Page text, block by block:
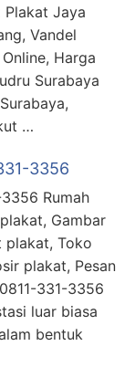
Plakat Jaya
Vandel
Harga
Surabaya
…
3356
Rumah
Gambar
plakat, Toko
plakat, Pesan
331-3356
luar biasa
bentuk